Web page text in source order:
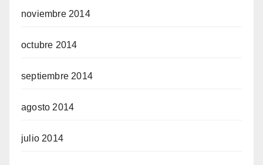
noviembre 2014
octubre 2014
septiembre 2014
agosto 2014
julio 2014